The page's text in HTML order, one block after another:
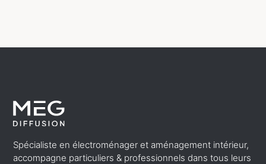
Spécialiste en électroménager et aménagement intérieur,
accompagne particuliers & professionnels dans tous leurs